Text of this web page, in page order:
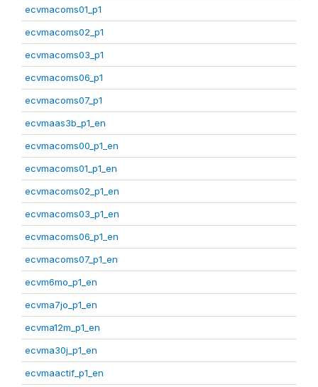
ecvmacoms01_p1
ecvmacoms02_p1
ecvmacoms03_p1
ecvmacoms06_p1
ecvmacoms07_p1
ecvmaas3b_p1_en
ecvmacoms00_p1_en
ecvmacoms01_p1_en
ecvmacoms02_p1_en
ecvmacoms03_p1_en
ecvmacoms06_p1_en
ecvmacoms07_p1_en
ecvm6mo_p1_en
ecvma7jo_p1_en
ecvma12m_p1_en
ecvma30j_p1_en
ecvmaactif_p1_en